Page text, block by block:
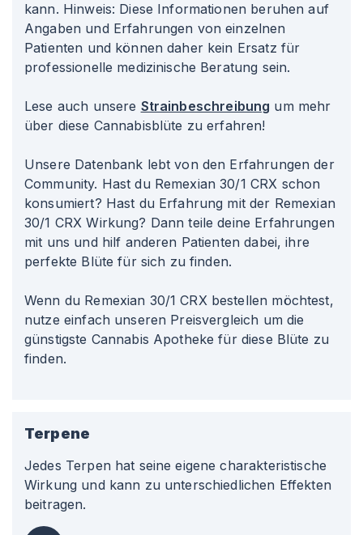
kann. Hinweis: Diese Informationen beruhen auf
Angaben und Erfahrungen von einzelnen
Patienten und können daher kein Ersatz für
professionelle medizinische Beratung sein.
Lese auch unsere Strainbeschreibung um mehr
über diese Cannabisblüte zu erfahren!
Unsere Datenbank lebt von den Erfahrungen der
Community. Hast du Remexian 30/1 CRX schon
konsumiert? Hast du Erfahrung mit der Remexian
30/1 CRX Wirkung? Dann teile deine Erfahrungen
mit uns und hilf anderen Patienten dabei, ihre
perfekte Blüte für sich zu finden.
Wenn du Remexian 30/1 CRX bestellen möchtest,
nutze einfach unseren Preisvergleich um die
günstigste Cannabis Apotheke für diese Blüte zu
finden.
Terpene
Jedes Terpen hat seine eigene charakteristische
Wirkung und kann zu unterschiedlichen Effekten
beitragen.